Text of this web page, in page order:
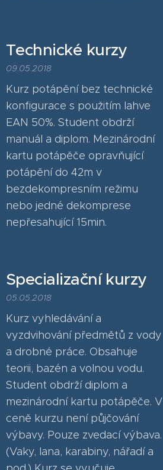
Technické kurzy
09.05.2018
Kurz potápění bez technické
konfigurace s použitím lahve
EAN 50%. Student obdrží
manuál a diplom. Mezinárodní
kartu potápěče opravňující
potápění do 42m v
bezdekompresním režimu
nebo jedné dekomprese
nepřesahující 15min.
Specializační kurzy
05.05.2018
Kurz vyhledávání a
vyzdvihování předmětů z vody
a drobné práce. Obsahuje
teorii, bazén a volnou vodu.
Student obdrží diplom a
mezinárodní kartu potápěče. V
ceně kurzu není půjčování
výbavy. Pouze zvedací výbava.
(Vaky, lana, karabiny, nářadí a